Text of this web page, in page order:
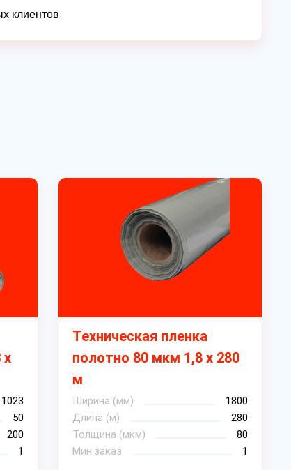
клиентов
х
1023
50
200
1
Техническая пленка
полотно 80 мкм 1,8 х 280
м
Ширина (мм)
1800
Длина (м)
280
Толщина (мкм)
80
Мин.заказ
1